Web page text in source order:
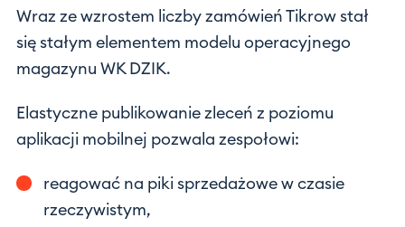
Wraz ze wzrostem liczby zamówień Tikrow stał
się stałym elementem modelu operacyjnego
magazynu WK DZIK.
Elastyczne publikowanie zleceń z poziomu
aplikacji mobilnej pozwala zespołowi:
reagować na piki sprzedażowe w czasie
rzeczywistym,